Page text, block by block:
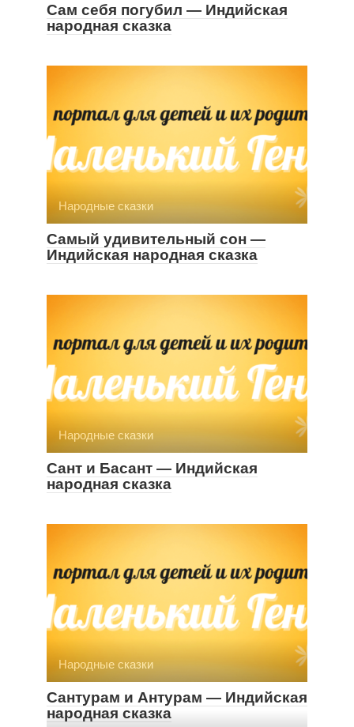
Сам себя погубил — Индийская
народная сказка
Народные сказки
Самый удивительный сон —
Индийская народная сказка
Народные сказки
Сант и Басант — Индийская
народная сказка
Народные сказки
Сантурам и Антурам — Индийская
народная сказка